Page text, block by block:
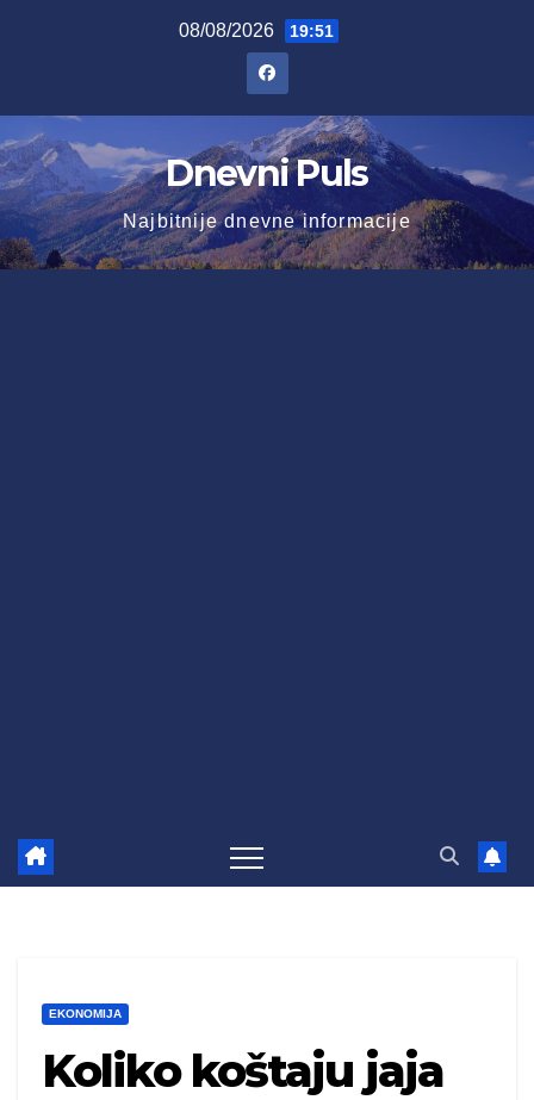
08/08/2026 19:51
Dnevni Puls
Najbitnije dnevne informacije
EKONOMIJA
Koliko koštaju jaja